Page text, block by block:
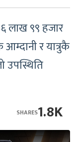
लाख ९९ हजार
र यात्रुकै
उपस्थिति
1.8K
SHARES